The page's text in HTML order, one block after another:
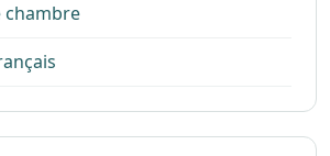
chambre